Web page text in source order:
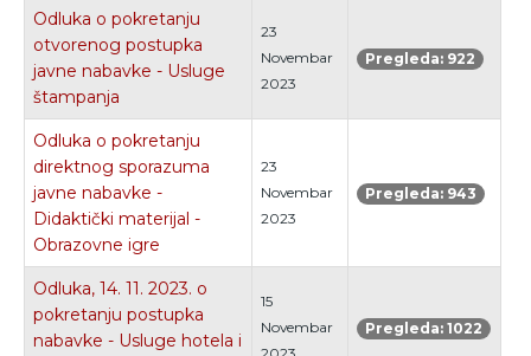
Odluka o pokretanju
otvorenog postupka
javne nabavke - Usluge
štampanja
23
Novembar
2023
Pregleda: 922
Odluka o pokretanju
direktnog sporazuma
javne nabavke -
Didaktički materijal -
Obrazovne igre
23
Novembar
2023
Pregleda: 943
Odluka, 14. 11. 2023. o
pokretanju postupka
nabavke - Usluge hotela i
15
Novembar
Pregleda: 1022